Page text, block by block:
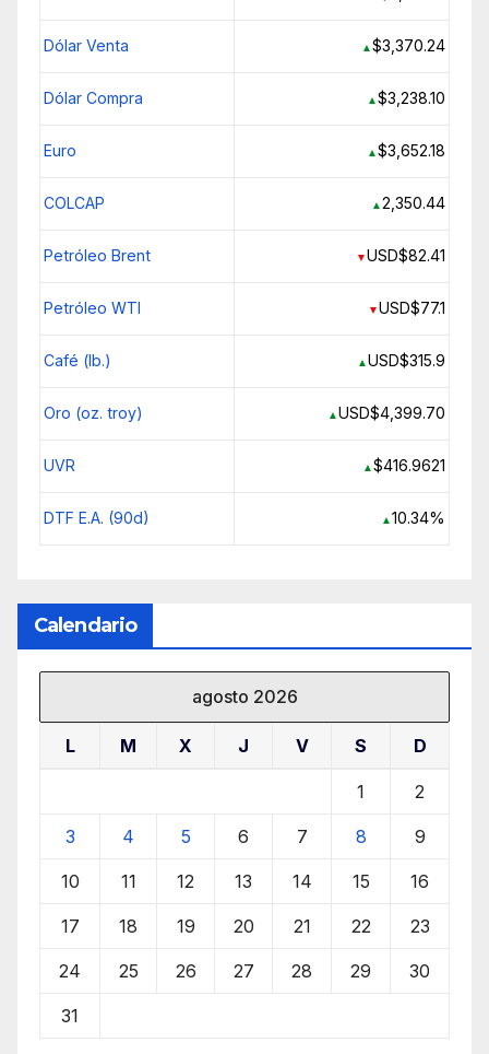
Dólar Venta ▲$3,370.24
Dólar Compra ▲$3,238.10
Euro ▲$3,652.18
COLCAP ▲2,350.44
Petróleo Brent ▼USD$82.41
Petróleo WTI ▼USD$77.1
Café (lb.) ▲USD$315.9
Oro (oz. troy) ▲USD$4,399.70
UVR ▲$416.9621
DTF E.A. (90d) ▲10.34%
Calendario
agosto 2026
L M X J V S D
1 2
3 4 5 6 7 8 9
10 11 12 13 14 15 16
17 18 19 20 21 22 23
24 25 26 27 28 29 30
31